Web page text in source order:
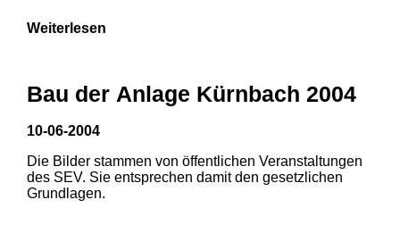
1 2
Weiterlesen
Bau der Anlage Kürnbach 2004
10-06-2004
Die Bilder stammen von öffentlichen Veranstaltungen
des SEV. Sie entsprechen damit den gesetzlichen
Grundlagen.